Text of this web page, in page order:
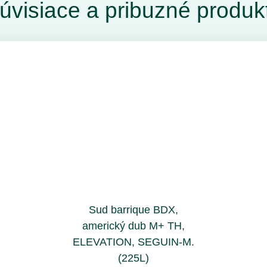
a pribuzné
Sud barrique BDX,
americký dub M+ TH,
ELEVATION, SEGUIN-M.
(225L)